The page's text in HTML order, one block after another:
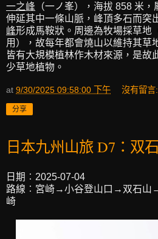
一之峰 （一ノ峯），海拔 858 米，
伸延其中一條山脈，峰頂多石而突
峰形成馬鞍狀。周邊為牧場採草地
用），故每年都會燒山以維持其草
皆有大規模植林作木材來源，是故
少草地植物。
at 9/30/2025 09:58:00 下午 沒有留言:
分享
日本九州山旅 D7：双
日期︰2025-07-04
路線︰宮崎→小谷登山口→双石
崎